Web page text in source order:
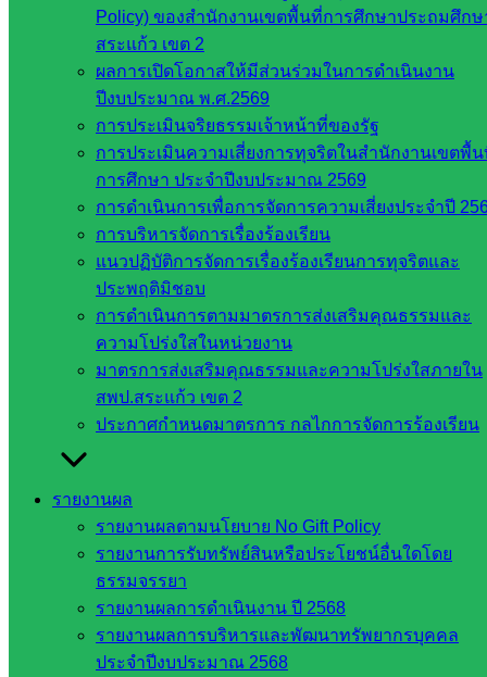
Policy) ของสำนักงานเขตพื้นที่การศึกษาประถมศึกษ
สระแก้ว เขต 2
ผลการเปิดโอกาสให้มีส่วนร่วมในการดำเนินงาน
ปีงบประมาณ พ.ศ.2569
การประเมินจริยธรรมเจ้าหน้าที่ของรัฐ
การประเมินความเสี่ยงการทุจริตในสำนักงานเขตพื้
การศึกษา ประจำปีงบประมาณ 2569
การดำเนินการเพื่อการจัดการความเสี่ยงประจำปี
การบริหารจัดการเรื่องร้องเรียน
แนวปฏิบัติการจัดการเรื่องร้องเรียนการทุจริตและ
ประพฤติมิชอบ
การดำเนินการตามมาตรการส่งเสริมคุณธรรมและ
ความโปร่งใสในหน่วยงาน
มาตรการส่งเสริมคุณธรรมและความโปร่งใสภายใน
สพป.สระแก้ว เขต 2
ประกาศกำหนดมาตรการ กลไกการจัดการร้องเรียน
รายงานผล
รายงานผลตามนโยบาย No Gift Policy
รายงานการรับทรัพย์สินหรือประโยชน์อื่นใดโดย
ธรรมจรรยา
รายงานผลการดำเนินงาน ปี 2568
รายงานผลการบริหารและพัฒนาทรัพยากรบุคคล
ประจำปีงบประมาณ 2568
สำนักงาน
กรรมการ
อาชีวศึกษา
สำนักงาน
กรรมการ
การศึกษา
ขั้นพื้น
รายชื่อ
มหาวิทยาลัย
ประเทศไทย
สำนักต่าง
ๆ ใน
สพฐ.
เว็บไซต์
สพม. ใน
สังกัด
สพฐ.
เว็บไซต์